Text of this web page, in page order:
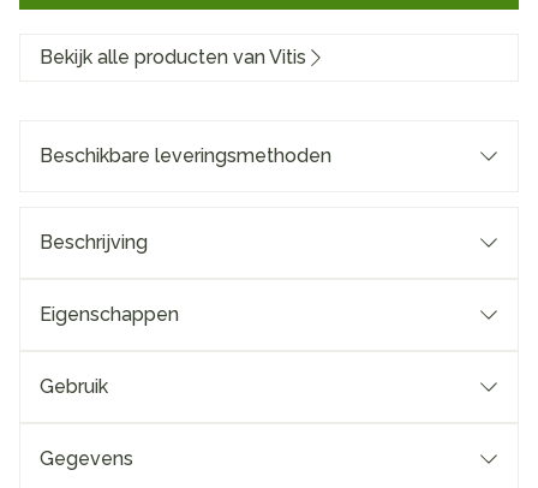
Bekijk alle producten van Vitis
Beschikbare leveringsmethoden
Beschrijving
Eigenschappen
Gebruik
Gegevens